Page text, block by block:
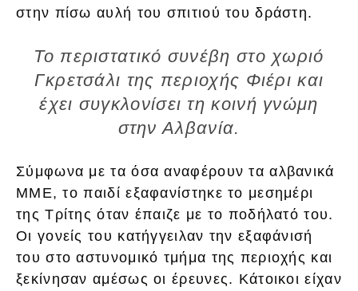
στην πίσω αυλή του σπιτιού του δράστη.
Το περιστατικό συνέβη στο χωριό
Γκρετσάλι της περιοχής Φιέρι και
έχει συγκλονίσει τη κοινή γνώμη
στην Αλβανία.
Σύμφωνα με τα όσα αναφέρουν τα αλβανικά
ΜΜΕ, το παιδί εξαφανίστηκε το μεσημέρι
της Τρίτης όταν έπαιζε με το ποδήλατό του.
Οι γονείς του κατήγγειλαν την εξαφάνισή
του στο αστυνομικό τμήμα της περιοχής και
ξεκίνησαν αμέσως οι έρευνες. Κάτοικοι είχαν